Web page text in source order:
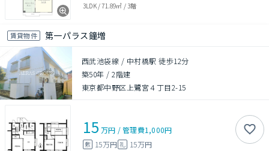
3LDK/71.89㎡ /3階
賃貸物件 第一パラス鐘増
西武池袋線 / 中村橋駅 徒歩12分
築50年 /2階建
東京都中野区上鷺宮４丁目2-15
15 万円 /管理費1,000円
敷 15万円 礼 15万円